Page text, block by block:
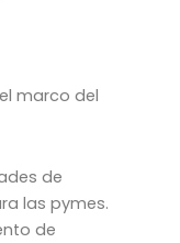
marco del
de
las pymes.
de